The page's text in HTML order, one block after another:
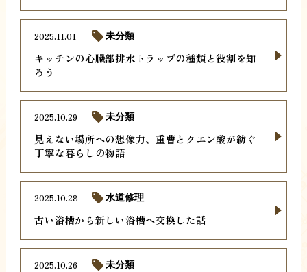
キッチンの心臓部排水トラップの種類と役割を知
ろう
2025.11.01 未分類
見えない場所への想像力、重曹とクエン酸が紡ぐ
丁寧な暮らしの物語
2025.10.29 未分類
古い浴槽から新しい浴槽へ交換した話
2025.10.28 水道修理
2025.10.26 未分類